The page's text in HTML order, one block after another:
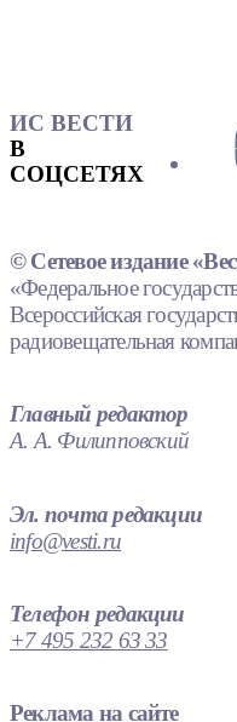
ИС ВЕСТИ
В
СОЦСЕТЯХ
© Сетевое издание
«Федеральное
Всероссийская
радиовещательная
Главный редактор
А. А. Филипповский
Эл. почта редакции
info@vesti.ru
Телефон редакции
+7 495 232 63 33
Реклама на сайте